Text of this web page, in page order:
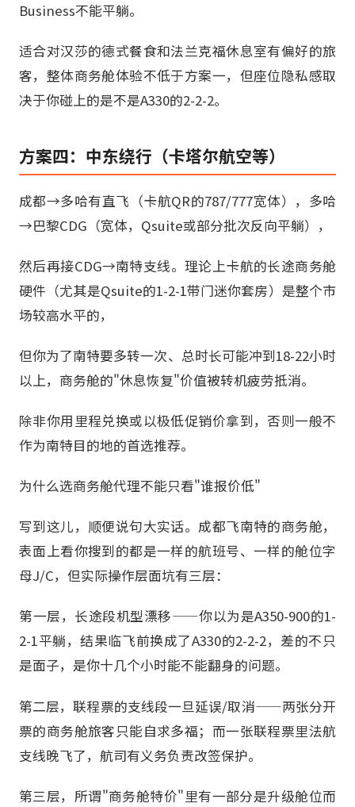
Business不能平躺。
适合对汉莎的德式餐食和法兰克福休息室有偏好的旅
客，整体商务舱体验不低于方案一，但座位隐私感取
决于你碰上的是不是A330的2-2-2。
方案四：中东绕行（卡塔尔航空等）
成都→多哈有直飞（卡航QR的787/777宽体），多哈
→巴黎CDG（宽体，Qsuite或部分批次反向平躺），
然后再接CDG→南特支线。理论上卡航的长途商务舱
硬件（尤其是Qsuite的1-2-1带门迷你套房）是整个市
场较高水平的，
但你为了南特要多转一次、总时长可能冲到18-22小时
以上，商务舱的"休息恢复"价值被转机疲劳抵消。
除非你用里程兑换或以极低促销价拿到，否则一般不
作为南特目的地的首选推荐。
为什么选商务舱代理不能只看"谁报价低"
写到这儿，顺便说句大实话。成都飞南特的商务舱，
表面上看你搜到的都是一样的航班号、一样的舱位字
母J/C，但实际操作层面坑有三层：
第一层，长途段机型漂移——你以为是A350-900的1-
2-1平躺，结果临飞前换成了A330的2-2-2，差的不只
是面子，是你十几个小时能不能翻身的问题。
第二层，联程票的支线段一旦延误/取消——两张分开
票的商务舱旅客只能自求多福；而一张联程票里法航
支线晚飞了，航司有义务负责改签保护。
第三层，所谓"商务舱特价"里有一部分是升级舱位而